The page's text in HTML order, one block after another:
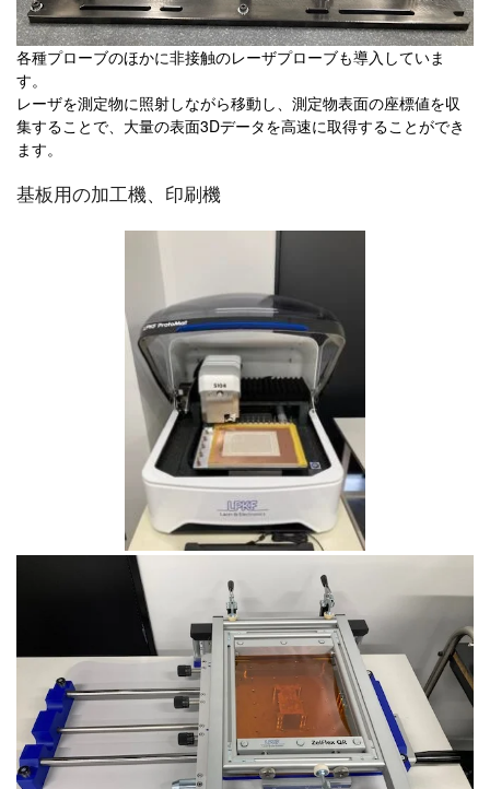
各種プローブのほかに非接触のレーザプローブも導入していま
す。
レーザを測定物に照射しながら移動し、測定物表面の座標値を収
集することで、大量の表面3Dデータを高速に取得することができ
ます。
基板用の加工機、印刷機